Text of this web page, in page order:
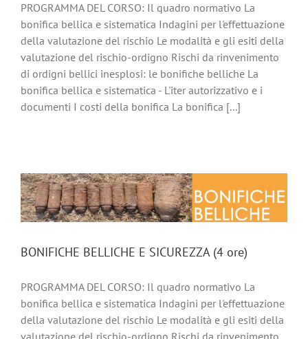
PROGRAMMA DEL CORSO: Il quadro normativo La
bonifica bellica e sistematica Indagini per l'effettuazione
della valutazione del rischio Le modalità e gli esiti della
valutazione del rischio-ordigno Rischi da rinvenimento
di ordigni bellici inesplosi: le bonifiche belliche La
bonifica bellica e sistematica - L'iter autorizzativo e i
documenti I costi della bonifica La bonifica [...]
BONIFICHE BELLICHE E SICUREZZA (4 ore)
PROGRAMMA DEL CORSO: Il quadro normativo La
bonifica bellica e sistematica Indagini per l'effettuazione
della valutazione del rischio Le modalità e gli esiti della
valutazione del rischio-ordigno Rischi da rinvenimento